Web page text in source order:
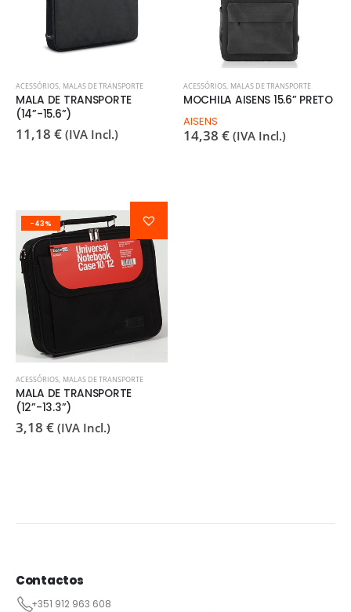
ACESSÓRIOS, MALAS DE TRANSPORTE
MALA DE TRANSPORTE
(14”-15.6”)
11,18 € (IVA Incl.)
ACESSÓRIOS, MALAS DE TRANSPORTE
MOCHILA AISENS 15.6” PRETO
AISENS
14,38 € (IVA Incl.)
-43%
ACESSÓRIOS, MALAS DE TRANSPORTE
MALA DE TRANSPORTE
(12”-13.3”)
3,18 € (IVA Incl.)
Contactos
+351 912 963 608